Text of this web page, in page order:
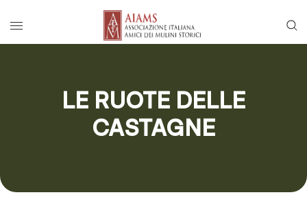
di accesso rapido ai contenuti
al menu di navigazione principale
al contenuto
Menu principale
LE RUOTE DELLE
CASTAGNE